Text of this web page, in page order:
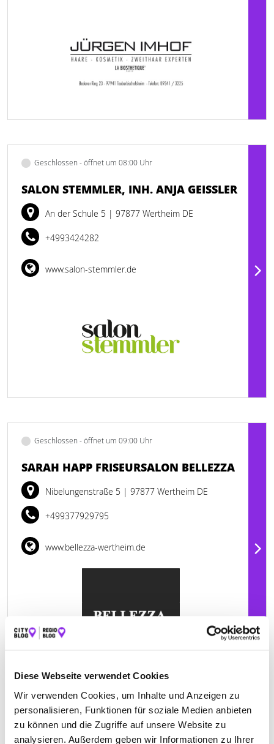
Diese Webseite verwendet Cookies
Wir verwenden Cookies, um Inhalte und Anzeigen zu
personalisieren, Funktionen für soziale Medien anbieten
zu können und die Zugriffe auf unsere Website zu
analysieren. Außerdem geben wir Informationen zu Ihrer
Geschlossen - öffnet um 08:00 Uhr
SALON STEMMLER, INH. ANJA GEISSLER
An der Schule 5 | 97877 Wertheim DE
+4993424282
www.salon-stemmler.de
Geschlossen - öffnet um 09:00 Uhr
SARAH HAPP FRISEURSALON BELLEZZA
Nibelungenstraße 5 | 97877 Wertheim DE
+499377929795
www.bellezza-wertheim.de